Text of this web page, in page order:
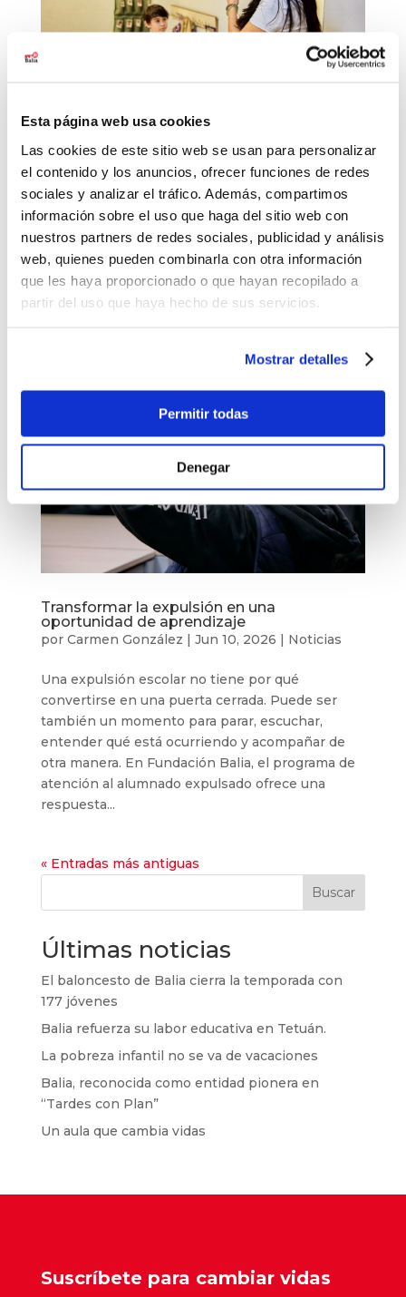
Esta página web usa cookies
Las cookies de este sitio web se usan para personalizar
el contenido y los anuncios, ofrecer funciones de redes
sociales y analizar el tráfico. Además, compartimos
información sobre el uso que haga del sitio web con
nuestros partners de redes sociales, publicidad y análisis
web, quienes pueden combinarla con otra información
que les haya proporcionado o que hayan recopilado a
partir del uso que haya hecho de sus servicios.
Mostrar detalles
Permitir todas
Denegar
Un aula que cambia vidas
Carmen González Jun 11, 2026 | Noticias
Aulas Balia es un programa educativo impulsado
por Balia que cuenta con el apoyo de Fundación
Iberdrola España desde 2016. Su objetivo es
acompañar a niños, niñas y adolescentes en
situación de vulnerabilidad para que puedan
construir un futuro con más oportunidades....
Transformar la expulsión en una
oportunidad de aprendizaje
por Carmen González | Jun 10, 2026 | Noticias
Una expulsión escolar no tiene por qué
convertirse en una puerta cerrada. Puede ser
también un momento para parar, escuchar,
entender qué está ocurriendo y acompañar de
otra manera. En Fundación Balia, el programa de
atención al alumnado expulsado ofrece una
respuesta...
« Entradas más antiguas
Buscar
Últimas noticias
El baloncesto de Balia cierra la temporada con
177 jóvenes
Balia refuerza su labor educativa en Tetuán.
La pobreza infantil no se va de vacaciones
Balia, reconocida como entidad pionera en
“Tardes con Plan”
Un aula que cambia vidas
Suscríbete para cambiar vidas